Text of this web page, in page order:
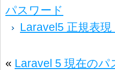
パスワード
Laravel5 正規表
« Laravel 5 現在の